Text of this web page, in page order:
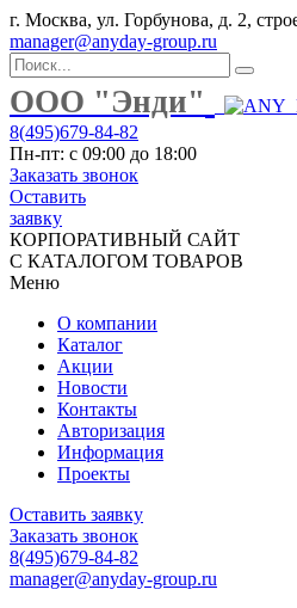
г. Москва, ул. Горбунова, д. 2,
manager@anyday-group.ru
ООО "Энди"
8(495)679-84-82
Пн-пт: с 09:00 до 18:00
Заказать звонок
Оставить
заявку
КОРПОРАТИВНЫЙ САЙТ
С КАТАЛОГОМ ТОВАРОВ
Меню
О компании
Каталог
Акции
Новости
Контакты
Авторизация
Информация
Проекты
Оставить заявку
Заказать звонок
8(495)679-84-82
manager@anyday-group.ru